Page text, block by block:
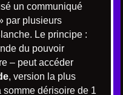
un communiqué
par plusieurs
Le principe :
du pouvoir
– peut accéder
, version la plus
somme dérisoire de 1